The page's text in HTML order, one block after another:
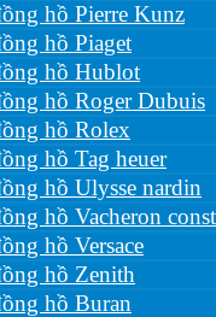
hồ Pierre Kunz
hồ Piaget
hồ Hublot
hồ Roger Dubuis
hồ Rolex
hồ Tag heuer
hồ Ulysse nardin
hồ Vacheron
hồ Versace
hồ Zenith
hồ Buran